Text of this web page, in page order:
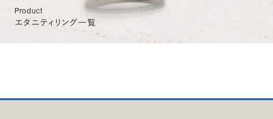
Product
エタニティリング一覧